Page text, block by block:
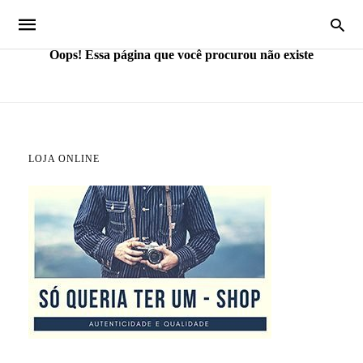
Oops! Essa página que você procurou não existe
LOJA ONLINE